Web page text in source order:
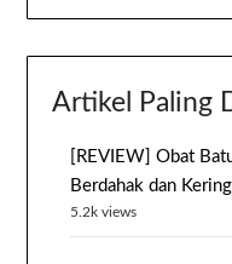
Artikel Paling
[REVIEW] Obat
Berdahak dan Kering
5.2k views